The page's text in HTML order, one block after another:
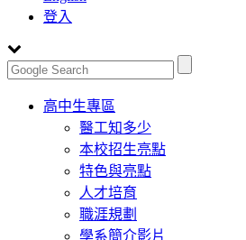
登入
Toggle
navigation
高中生專區
醫工知多少
本校招生亮點
特色與亮點
人才培育
職涯規劃
學系簡介影片